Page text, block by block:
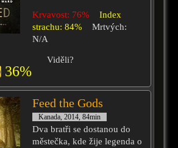
Krvavost: 76%
Index
strachu: 84%
Mrtvých:
N/A
36%
Viděli?
Feed the Gods
Kanada, 2014, 84min
Dva bratři se dostanou do
městečka, kde žije legenda o